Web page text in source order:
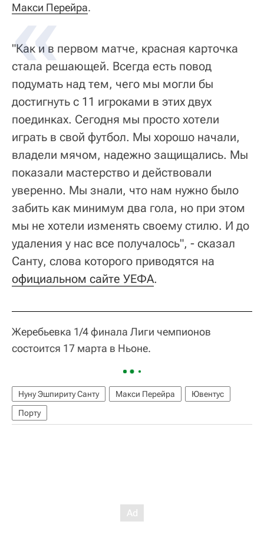
Макси Перейра.
"Как и в первом матче, красная карточка
стала решающей. Всегда есть повод
подумать над тем, чего мы могли бы
достигнуть с 11 игроками в этих двух
поединках. Сегодня мы просто хотели
играть в свой футбол. Мы хорошо начали,
владели мячом, надежно защищались. Мы
показали мастерство и действовали
уверенно. Мы знали, что нам нужно было
забить как минимум два гола, но при этом
мы не хотели изменять своему стилю. И до
удаления у нас все получалось", - сказал
Санту, слова которого приводятся на
официальном сайте УЕФА.
Жеребьевка 1/4 финала Лиги чемпионов
состоится 17 марта в Ньоне.
Нуну Эшпириту Санту Макси Перейра
Ювентус
Порту